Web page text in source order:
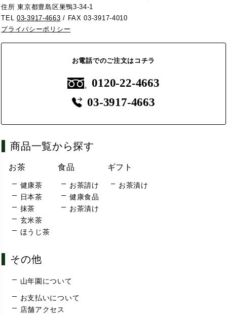
住所 東京都豊島区巣鴨3-34-1
TEL03-3917-4663 / FAX 03-3917-4010
プライバシーポリシー
お電話でのご注文はコチラ
0120-22-4663
03-3917-4663
商品一覧から探す
お茶
健康茶
日本茶
抹茶
玄米茶
ほうじ茶
食品
お茶請け
健康食品
お茶漬け
ギフト
お茶漬け
その他
山年園について
お支払いについて
店舗アクセス